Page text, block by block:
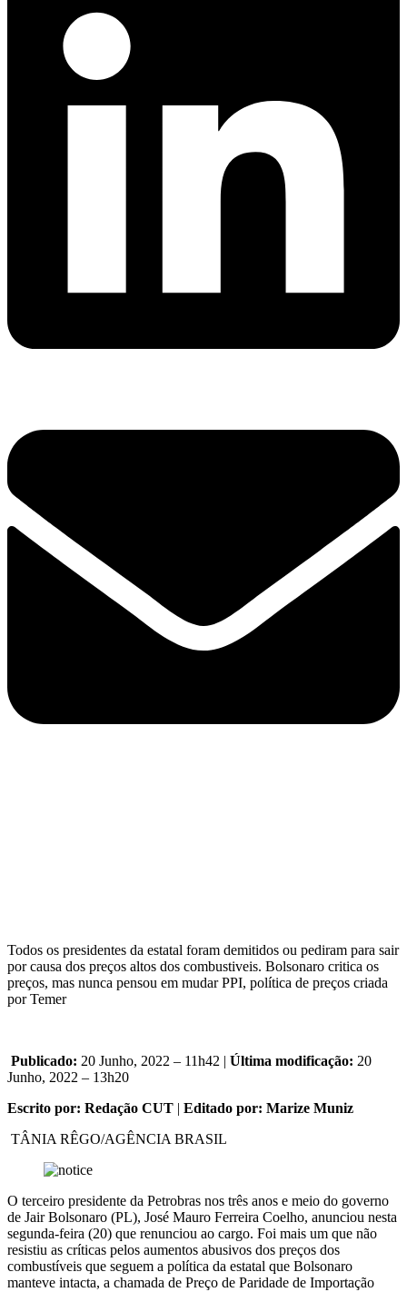
Todos os presidentes da estatal foram demitidos ou pediram para sair
por causa dos preços altos dos combustiveis. Bolsonaro critica os
preços, mas nunca pensou em mudar PPI, política de preços criada
por Temer
Publicado: 20 Junho, 2022 – 11h42 | Última modificação: 20
Junho, 2022 – 13h20
Escrito por: Redação CUT | Editado por: Marize Muniz
TÂNIA RÊGO/AGÊNCIA BRASIL
O terceiro presidente da Petrobras nos três anos e meio do governo
de Jair Bolsonaro (PL), José Mauro Ferreira Coelho, anunciou nesta
segunda-feira (20) que renunciou ao cargo. Foi mais um que não
resistiu as críticas pelos aumentos abusivos dos preços dos
combustíveis que seguem a política da estatal que Bolsonaro
manteve intacta, a chamada de Preço de Paridade de Importação